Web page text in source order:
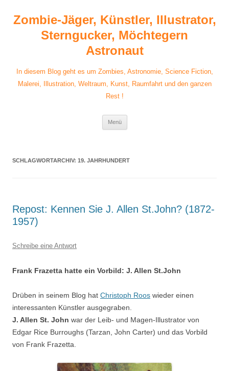
springen
Zombie-Jäger, Künstler, Illustrator,
Sterngucker, Möchtegern
Astronaut
In diesem Blog geht es um Zombies, Astronomie, Science Fiction,
Malerei, Illustration, Weltraum, Kunst, Raumfahrt und den ganzen
Rest !
Menü
SCHLAGWORTARCHIV: 19. JAHRHUNDERT
Repost: Kennen Sie J. Allen St.John? (1872-
1957)
Schreibe eine Antwort
Frank Frazetta hatte ein Vorbild: J. Allen St.John
Drüben in seinem Blog hat Christoph Roos wieder einen
interessanten Künstler ausgegraben.
J. Allen St. John war der Leib- und Magen-Illustrator von
Edgar Rice Burroughs (Tarzan, John Carter) und das Vorbild
von Frank Frazetta.